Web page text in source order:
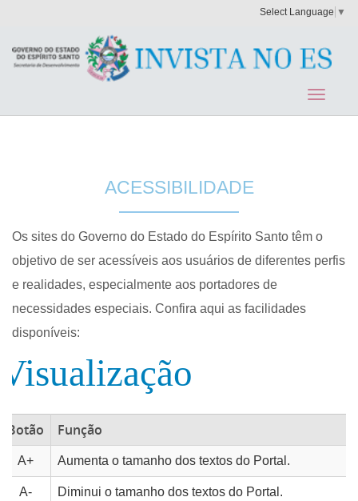
Select Language ▼
ACESSIBILIDADE
Os sites do Governo do Estado do Espírito Santo têm o
objetivo de ser acessíveis aos usuários de diferentes perfis
e realidades, especialmente aos portadores de
necessidades especiais. Confira aqui as facilidades
disponíveis:
Visualização
Botão Função
A+ Aumenta o tamanho dos textos do Portal.
A- Diminui o tamanho dos textos do Portal.